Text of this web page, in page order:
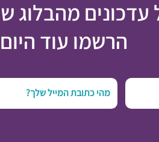
עדכונים מהבלוג
הרשמו עוד